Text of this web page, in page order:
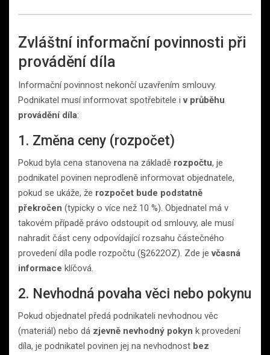
Zvláštní informační povinnosti při
provádění díla
Informační povinnost nekončí uzavřením smlouvy.
Podnikatel musí informovat spotřebitele iv průběhu
provádění díla:
1. Změna ceny (rozpočet)
Pokud byla cena stanovena na základě rozpočtu, je
podnikatel povinen neprodleně informovat objednatele,
pokud se ukáže, že rozpočet bude podstatně
překročen (typicky o více než 10 %). Objednatel má v
takovém případě právo odstoupit od smlouvy, ale musí
nahradit část ceny odpovídající rozsahu částečného
provedení díla podle rozpočtu (§2622OZ). Zde jevčasná
informace klíčová.
2. Nevhodná povaha věci nebo pokynu
Pokud objednatel předá podnikateli nevhodnou věc
(materiál) nebo dá zjevně nevhodný pokyn k provedení
díla, je podnikatel povinen jej na nevhodnost bez